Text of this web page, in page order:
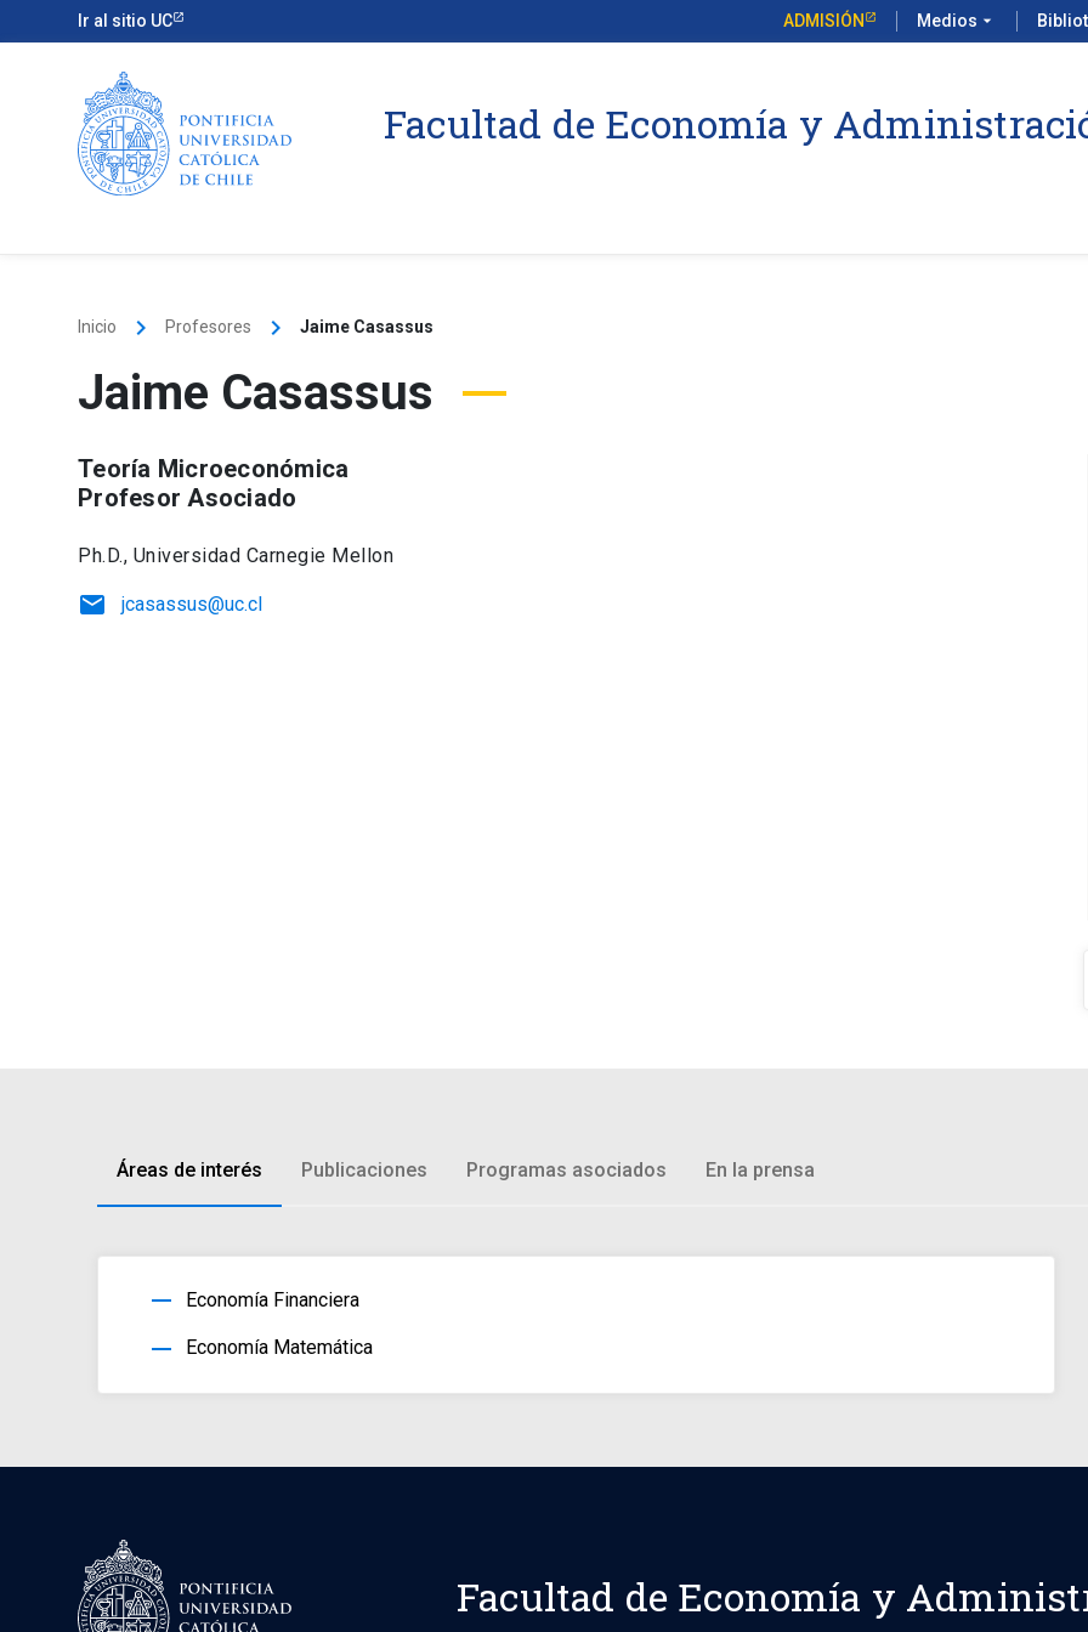
Ir al sitio UC ADMISIÓN Medios arrow_drop_down
Facultad de Economía y
Inicio keyboard_arrow_right Profesores keyboard_arrow_right Jaime Casassus
Jaime Casassus
Teoría Microeconómica
Profesor Asociado
Ph.D., Universidad Carnegie Mellon
email jcasassus@uc.cl
Áreas de interés Publicaciones Programas asociados En la prensa
horizontal_rule Economía Financiera
horizontal_rule Economía Matemática
Facultad de Economía y